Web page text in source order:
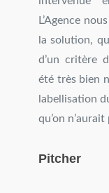
L’Agence
la solution,
d’un critère
été très bien
labellisation
qu’on
Pitcher